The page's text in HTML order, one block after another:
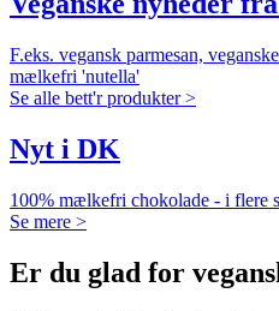
F.eks. vegansk parmesan,
mælkefri 'nutella'
Se alle bett'r produkter >
Nyt i DK
100% mælkefri chokolade - i flere
Se mere >
Er du glad for